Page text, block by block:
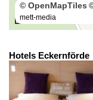
50 m
© OpenMapTiles
mett-media
Hotels Eckernförde